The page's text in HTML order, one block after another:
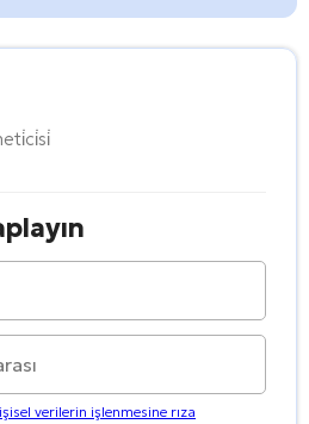
verilerin işlenmesine rıza